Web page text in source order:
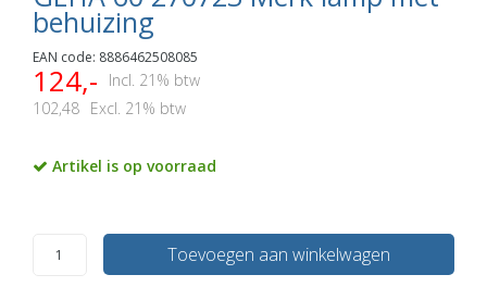
behuizing
EAN code: 8886462508085
124,-
Incl. 21% btw
102,48 Excl. 21% btw
Artikel is op voorraad
Toevoegen aan winkelwagen